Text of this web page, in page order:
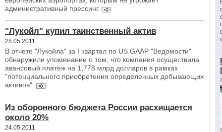
административный прессинг.
"Лукойл" купил таинственный актив
28.05.2011
В отчете "Лукойла" за I квартал по US GAAP "Ведомости"
обнаружили упоминание о том, что компания осуществила
авансовый платеж на 1,778 млрд долларов в рамках
"потенциального приобретения определенных добывающих
активов".
Из оборонного бюджета России расхищается
около 20%
24.05.2011